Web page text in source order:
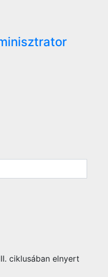
ciklusában elnyert